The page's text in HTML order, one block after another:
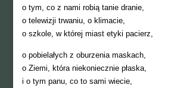
o tym, co z nami robią tanie dranie,
o telewizji trwaniu, o klimacie,
o szkole, w której miast etyki pacierz,
o pobielałych z oburzenia maskach,
o Ziemi, która niekoniecznie płaska,
i o tym panu, co to sami wiecie,